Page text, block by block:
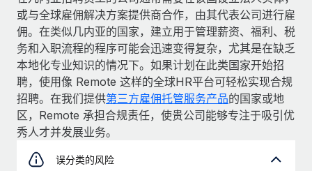
或与全球雇佣解决方案提供商合作，由其代表公司进行雇
佣。在类似几内亚的国家，建立用于管理薪资、福利、税
务和入职流程的程序可能会迅速变得复杂，尤其是在缺乏
本地化专业知识的情况下。如果计划在此类国家开始招
聘，使用像 Remote 这样的全球HR平台可轻松实现合规
招聘。在我们提供第三方雇佣托管服务产品的国家或地
区，Remote 承担合规责任，使贵公司能够专注于吸引优
秀人才并发展业务。
误分类的风险